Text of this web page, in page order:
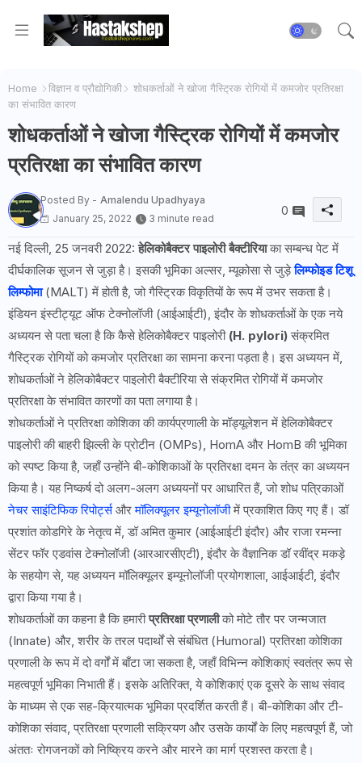
Home विज्ञान व प्रौद्योगिकी
शोधकर्ताओं ने खोजा गैस्ट्रिक रोगियों में कमजोर प्रतिरक्षा
का संभावित कारण
शोधकर्ताओं ने खोजा गैस्ट्रिक रोगियों में कमजोर
प्रतिरक्षा का संभावित कारण
Posted By - Amalendu Upadhyaya
January 25, 2022
3 minute read
0
नई दिल्ली, 25 जनवरी 2022:हेलिकोबैक्टर पाइलोरी बैक्टीरियाका सम्बन्ध पेट में
दीर्घकालिक सूजन से जुड़ा है। इसकी भूमिका अल्सर, म्यूकोसा से जुड़ेलिम्फोइड टिशू
लिम्फोमा(MALT) में होती है, जो गैस्ट्रिक विकृतियों के रूप में उभर सकता है।
इंडियन इंस्टीट्यूट ऑफ टेक्नोलॉजी (आईआईटी), इंदौर के शोधकर्ताओं के एक नये
अध्ययन से पता चला है कि कैसे हेलिकोबैक्टर पाइलोरी (H. pylori)संक्रमित
गैस्ट्रिक रोगियों को कमजोर प्रतिरक्षा का सामना करना पड़ता है। इस अध्ययन में,
शोधकर्ताओं ने हेलिकोबैक्टर पाइलोरी बैक्टीरिया से संक्रमित रोगियों में कमजोर
प्रतिरक्षा के संभावित कारणों का पता लगाया है।
शोधकर्ताओं ने प्रतिरक्षा कोशिका की कार्यप्रणाली के मॉड्यूलेशन में हेलिकोबैक्टर
पाइलोरी की बाहरी झिल्ली के प्रोटीन (OMPs), HomA और HomB की भूमिका
को स्पष्ट किया है, जहाँ उन्होंने बी-कोशिकाओं के प्रतिरक्षा दमन के तंत्र का अध्ययन
किया है। यह निष्कर्ष दो अलग-अलग अध्ययनों पर आधारित हैं, जो शोध पत्रिकाओं
नेचर साइंटिफिक रिपोर्ट्सऔरमॉलिक्यूलर इम्यूनोलॉजीमें प्रकाशित किए गए हैं। डॉ
प्रशांत कोडगिरे के नेतृत्व में, डॉ अमित कुमार (आईआईटी इंदौर) और राजा रमन्ना
सेंटर फॉर एडवांस टेक्नोलॉजी (आरआरसीएटी), इंदौर के वैज्ञानिक डॉ रवींद्र मकड़े
के सहयोग से, यह अध्ययन मॉलिक्यूलर इम्यूनोलॉजी प्रयोगशाला, आईआईटी, इंदौर
द्वारा किया गया है।
शोधकर्ताओं का कहना है कि हमारीप्रतिरक्षा प्रणालीको मोटे तौर पर जन्मजात
(Innate) और, शरीर के तरल पदार्थों से संबंधित (Humoral) प्रतिरक्षा कोशिका
प्रणाली के रूप में दो वर्गों में बाँटा जा सकता है, जहाँ विभिन्न कोशिकाएं स्वतंत्र रूप से
महत्वपूर्ण भूमिका निभाती हैं। इसके अतिरिक्त, ये कोशिकाएं एक दूसरे के साथ संवाद
के माध्यम से एक सह-क्रियात्मक भूमिका प्रदर्शित करती हैं। बी-कोशिका और टी-
कोशिका संवाद, प्रतिरक्षा प्रणाली सक्रियण और उसके कार्यों के लिए महत्वपूर्ण हैं, जो
अंततः रोगजनकों को निष्क्रिय करने और मारने का मार्ग प्रशस्त करता है।